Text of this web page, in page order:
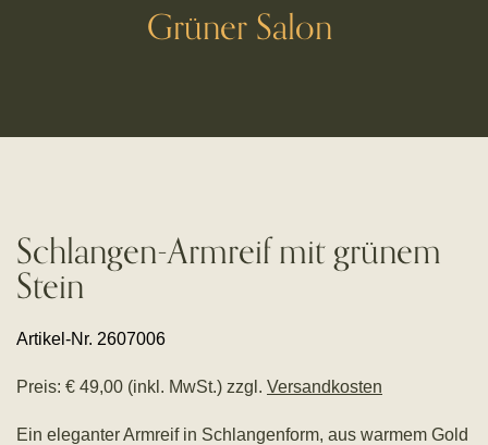
Grüner Salon
Schlangen-Armreif mit grünem
Stein
Artikel-Nr. 2607006
Preis: € 49,00 (inkl. MwSt.) zzgl. Versandkosten
Ein eleganter Armreif in Schlangenform, aus warmem Gold